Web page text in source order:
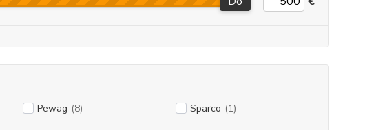
Pewag (8) Sparco (1)